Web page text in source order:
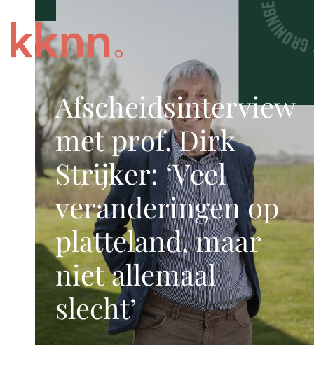
Afscheidsinterview
met prof. Dirk
Strijker: ‘Veel
veranderingen op
platteland, maar
niet allemaal
slecht’